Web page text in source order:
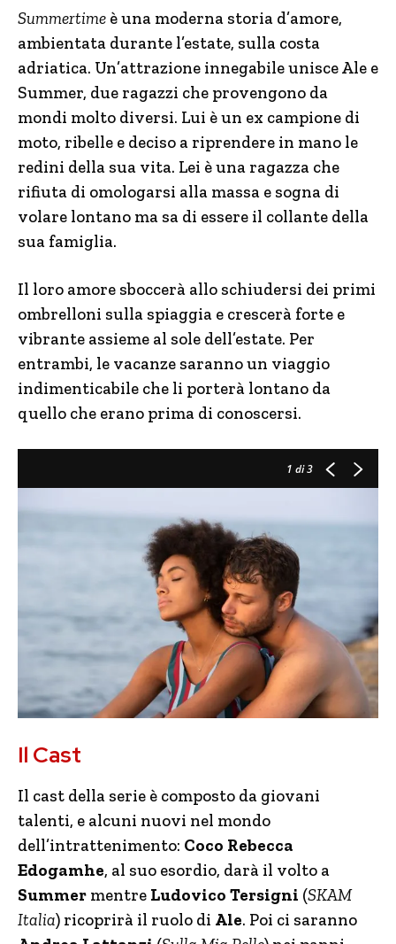
Summertime è una moderna storia d’amore,
ambientata durante l’estate, sulla costa
adriatica. Un’attrazione innegabile unisce Ale e
Summer, due ragazzi che provengono da
mondi molto diversi. Lui è un ex campione di
moto, ribelle e deciso a riprendere in mano le
redini della sua vita. Lei è una ragazza che
rifiuta di omologarsi alla massa e sogna di
volare lontano ma sa di essere il collante della
sua famiglia.
Il loro amore sboccerà allo schiudersi dei primi
ombrelloni sulla spiaggia e crescerà forte e
vibrante assieme al sole dell’estate. Per
entrambi, le vacanze saranno un viaggio
indimenticabile che li porterà lontano da
quello che erano prima di conoscersi.
1 di 3
Il Cast
Il cast della serie è composto da giovani
talenti, e alcuni nuovi nel mondo
dell’intrattenimento: Coco Rebecca
Edogamhe, al suo esordio, darà il volto a
Summer mentre Ludovico Tersigni (SKAM
Italia) ricoprirà il ruolo di Ale. Poi ci saranno